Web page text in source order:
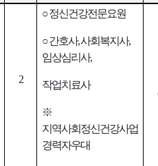
2
○정신건강전문요원
○간호사,사회복지사,
임상심리사,
작업치료사
※
지역사회정신건강사업
경력자우대